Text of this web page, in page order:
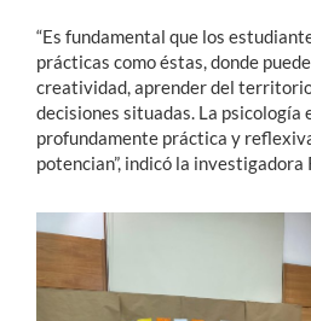
“Es fundamental que los
prácticas como éstas, donde
creatividad, aprender del
decisiones situadas. La psicología
profundamente práctica y
potencian”, indicó la investigadora